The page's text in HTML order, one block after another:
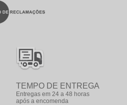
TEMPO DE ENTREGA
Entregas em 24 a 48 horas
após a encomenda